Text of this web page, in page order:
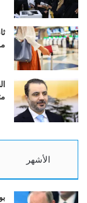
الأشهر